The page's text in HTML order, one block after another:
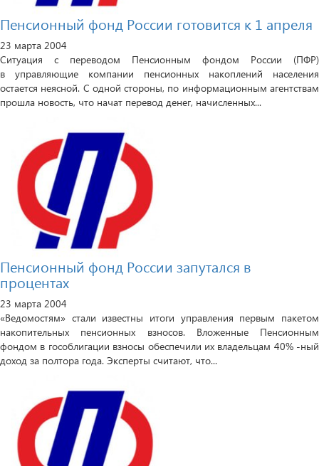
Пенсионный фонд России готовится к 1 апреля
23 марта 2004
Ситуация с переводом Пенсионным фондом России (ПФР)
в управляющие компании пенсионных накоплений населения
остается неясной. С одной стороны, по информационным агентствам
прошла новость, что начат перевод денег, начисленных...
Пенсионный фонд России запутался в
процентах
23 марта 2004
«Ведомостям» стали известны итоги управления первым пакетом
накопительных пенсионных взносов. Вложенные Пенсионным
фондом в гособлигации взносы обеспечили их владельцам 40% -ный
доход за полтора года. Эксперты считают, что...